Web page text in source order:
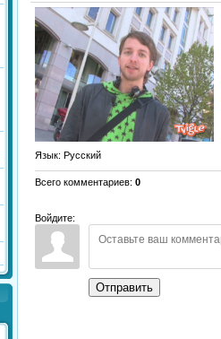
Язык: Русский
Всего комментариев: 0
Войдите:
Отправить